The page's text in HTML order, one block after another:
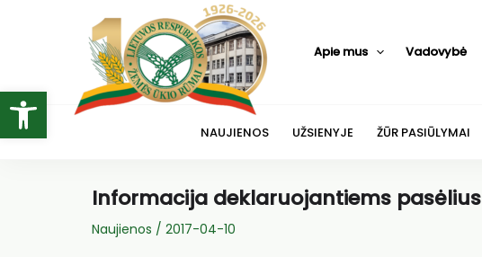
Open toolbar
Apie mus Vadovybė
NAUJIENOS UŽSIENYJE ŽŪR PASIŪLYMAI
Informacija deklaruojantiems pasėlius
Naujienos / 2017-04-10